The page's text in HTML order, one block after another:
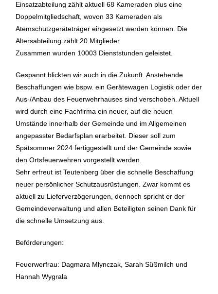
Einsatzabteilung zählt aktuell 68 Kameraden plus eine
Doppelmitgliedschaft, wovon 33 Kameraden als
Atemschutzgeräteträger eingesetzt werden können. Die
Altersabteilung zählt 20 Mitglieder.
Zusammen wurden 10003 Dienststunden geleistet.
Gespannt blickten wir auch in die Zukunft. Anstehende
Beschaffungen wie bspw. ein Gerätewagen Logistik oder der
Aus-/Anbau des Feuerwehrhauses sind verschoben. Aktuell
wird durch eine Fachfirma ein neuer, auf die neuen
Umstände innerhalb der Gemeinde und im Allgemeinen
angepasster Bedarfsplan erarbeitet. Dieser soll zum
Spätsommer 2024 fertiggestellt und der Gemeinde sowie
den Ortsfeuerwehren vorgestellt werden.
Sehr erfreut ist Teutenberg über die schnelle Beschaffung
neuer persönlicher Schutzausrüstungen. Zwar kommt es
aktuell zu Lieferverzögerungen, dennoch spricht er der
Gemeindeverwaltung und allen Beteiligten seinen Dank für
die schnelle Umsetzung aus.
Beförderungen:
Feuerwerfrau: Dagmara Mlynczak, Sarah Süßmilch und
Hannah Wygrala